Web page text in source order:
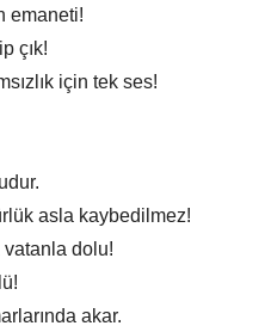
emaneti!
çık!
için tek ses!
asla kaybedilmez!
dolu!
akar.